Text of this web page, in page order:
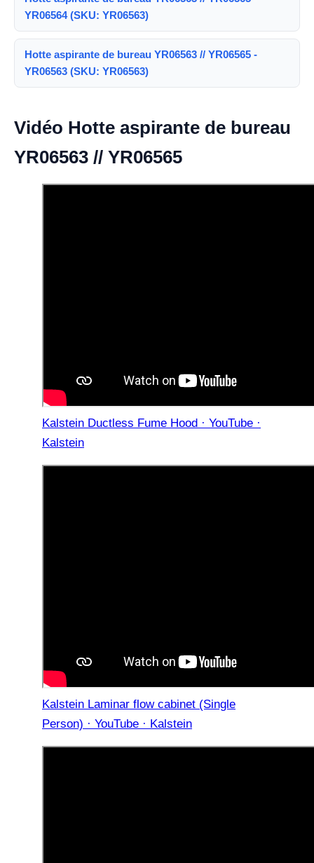
YR06564 (SKU: YR06563)
Hotte aspirante de bureau YR06563 // YR06565 -
YR06563 (SKU: YR06563)
Vidéo Hotte aspirante de bureau
YR06563 // YR06565
Kalstein Ductless Fume Hood · YouTube ·
Kalstein
Kalstein Laminar flow cabinet (Single
Person) · YouTube · Kalstein